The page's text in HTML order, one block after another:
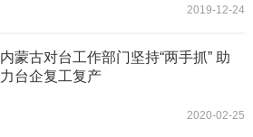
2019-12-24
内蒙古对台工作部门坚持“两手抓” 助
力台企复工复产
2020-02-25